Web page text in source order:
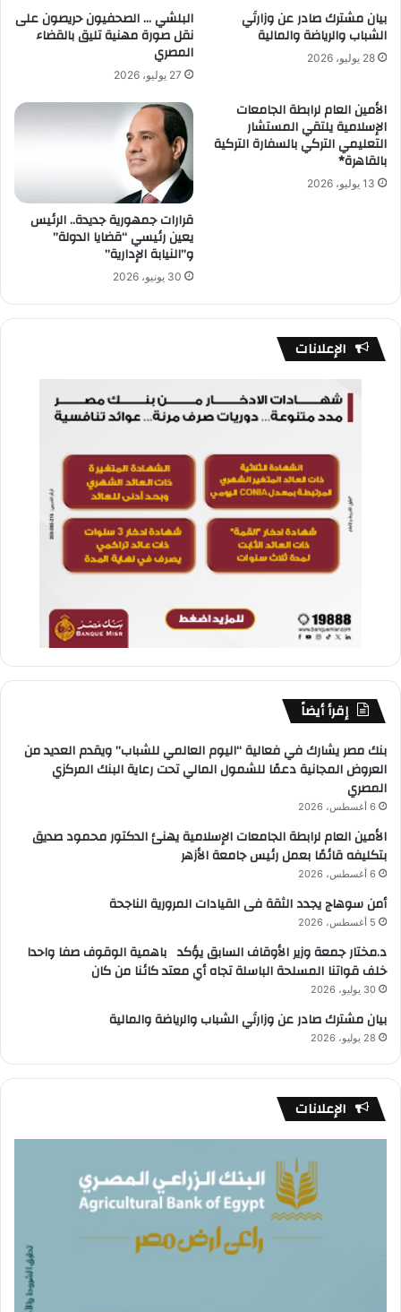
بيان مشترك صادر عن وزارتَي
الشباب والرياضة والمالية
28 يوليو، 2026
البلشي … الصحفيون حريصون على
نقل صورة مهنية تليق بالقضاء
المصري
27 يوليو، 2026
الأمين العام لرابطة الجامعات
الإسلامية يلتقي المستشار
التعليمي التركي بالسفارة التركية
بالقاهرة*
13 يوليو، 2026
قرارات جمهورية جديدة.. الرئيس
يعين رئيسي “قضايا الدولة”
و”النيابة الإدارية”
30 يونيو، 2026
الإعلانات
إقرأ أيضاً
بنك مصر يشارك في فعالية “اليوم العالمي للشباب” ويقدم العديد من
العروض المجانية دعمًا للشمول المالي تحت رعاية البنك المركزي
المصري
6 أغسطس، 2026
الأمين العام لرابطة الجامعات الإسلامية يهنئ الدكتور محمود صديق
بتكليفه قائمًا بعمل رئيس جامعة الأزهر
6 أغسطس، 2026
أمن سوهاج يجدد الثقة فى القيادات المرورية الناجحة
5 أغسطس، 2026
د.مختار جمعة وزير الأوقاف السابق يؤكد باهمية الوقوف صفا واحدا
خلف قواتنا المسلحة الباسلة تجاه أي معتد كائنا من كان
30 يوليو، 2026
بيان مشترك صادر عن وزارتَي الشباب والرياضة والمالية
28 يوليو، 2026
الإعلانات